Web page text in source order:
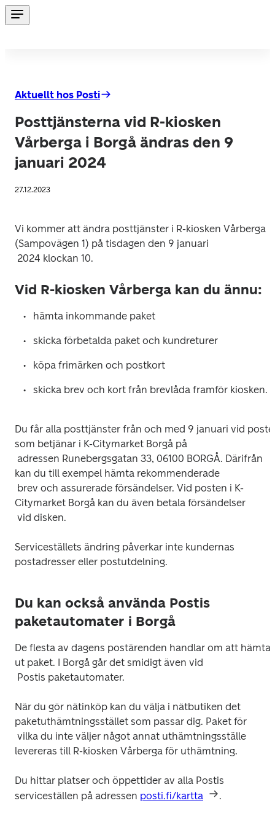
Aktuellt hos Posti
Posttjänsterna vid R-kiosken
Vårberga i Borgå ändras den 9
januari 2024
27.12.2023
Vi kommer att ändra posttjänster i R-kiosken Vårberga
(Sampovägen 1) på tisdagen den 9 januari
Vid R-kiosken Vårberga kan du ännu:
Du får alla posttjänster från och med 9 januari vid
som betjänar i K-Citymarket Borgå på
kan du till exempel hämta rekommenderade
Citymarket Borgå kan du även betala försändelser
Serviceställets ändring påverkar inte kundernas
Du kan också använda Postis
paketautomater i Borgå
De flesta av dagens postärenden handlar om att hämta
ut paket. I Borgå går det smidigt även vid
När du gör nätinköp kan du välja i nätbutiken det
paketuthämtningsstället som passar dig. Paket för
Du hittar platser och öppettider av alla Postis
serviceställen på adressen posti.fi/kartta .